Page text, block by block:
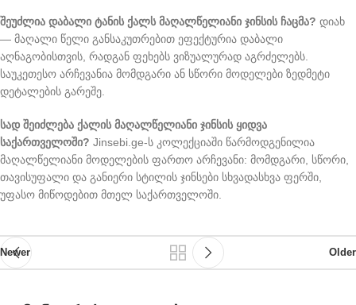
შეუძლია დაბალი ტანის ქალს მაღალწელიანი ჯინსის ჩაცმა? დიახ
— მაღალი წელი განსაკუთრებით ეფექტურია დაბალი
აღნაგობისთვის, რადგან ფეხებს ვიზუალურად აგრძელებს.
საუკეთესო არჩევანია მომდგარი ან სწორი მოდელები ზედმეტი
დეტალების გარეშე.
სად შეიძლება ქალის მაღალწელიანი ჯინსის ყიდვა
საქართველოში? Jinsebi.ge-ს კოლექციაში წარმოდგენილია
მაღალწელიანი მოდელების ფართო არჩევანი: მომდგარი, სწორი,
თავისუფალი და განიერი სტილის ჯინსები სხვადასხვა ფერში,
უფასო მიწოდებით მთელ საქართველოში.
Newer Older